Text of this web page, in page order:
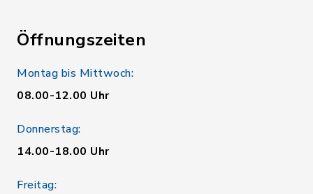
Öffnungszeiten
Montag bis Mittwoch:
08.00-12.00 Uhr
Donnerstag:
14.00-18.00 Uhr
Freitag: